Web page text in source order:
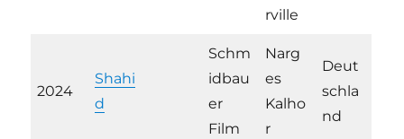
rville
2024
Shahi
d
Schm
idbau
er
Film
Narg
es
Kalho
r
Deut
schla
nd